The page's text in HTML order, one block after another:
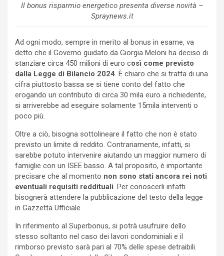
Il bonus risparmio energetico presenta diverse novità –
Spraynews.it
Ad ogni modo, sempre in merito al bonus in esame, va
detto che il Governo guidato da Giorgia Meloni ha deciso di
stanziare circa 450 milioni di euro così come previsto
dalla Legge di Bilancio 2024. È chiaro che si tratta di una
cifra piuttosto bassa se si tiene conto del fatto che
erogando un contributo di circa 30 mila euro a richiedente,
si arriverebbe ad eseguire solamente 15mila interventi o
poco più.
Oltre a ciò, bisogna sottolineare il fatto che non è stato
previsto un limite di reddito. Contrariamente, infatti, si
sarebbe potuto intervenire aiutando un maggior numero di
famiglie con un ISEE basso. A tal proposito, è importante
precisare che al momento non sono stati ancora rei noti
eventuali requisiti reddituali. Per conoscerli infatti
bisognerà attendere la pubblicazione del testo della legge
in Gazzetta Ufficiale.
In riferimento al Superbonus, si potrà usufruire dello
stesso soltanto nel caso dei lavori condominiali e il
rimborso previsto sarà pari al 70% delle spese detraibili.